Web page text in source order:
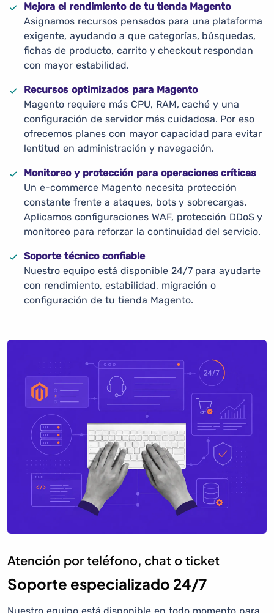
Mejora el rendimiento de tu tienda Magento
Asignamos recursos pensados para una plataforma
exigente, ayudando a que categorías, búsquedas,
fichas de producto, carrito y checkout respondan
con mayor estabilidad.
Recursos optimizados para Magento
Magento requiere más CPU, RAM, caché y una
configuración de servidor más cuidadosa. Por eso
ofrecemos planes con mayor capacidad para evitar
lentitud en administración y navegación.
Monitoreo y protección para operaciones críticas
Un e-commerce Magento necesita protección
constante frente a ataques, bots y sobrecargas.
Aplicamos configuraciones WAF, protección DDoS y
monitoreo para reforzar la continuidad del servicio.
Soporte técnico confiable
Nuestro equipo está disponible 24/7 para ayudarte
con rendimiento, estabilidad, migración o
configuración de tu tienda Magento.
Atención por teléfono, chat o ticket
Soporte especializado 24/7
Nuestro equipo está disponible en todo momento para